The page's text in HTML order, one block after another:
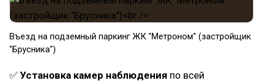
Въезд на подземный паркинг ЖК "Метроном" (застройщик
"Брусника")
✅ Установка камер наблюдения по всей